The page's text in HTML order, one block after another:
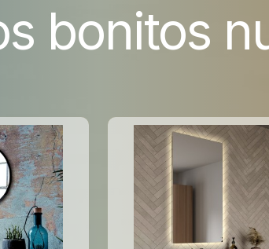
bonitos